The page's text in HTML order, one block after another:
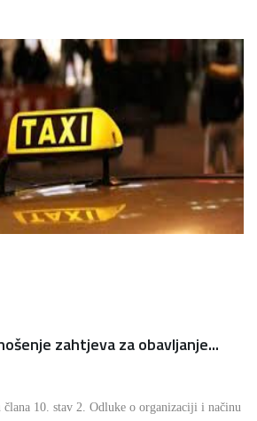
zahtjeva za obavljanje...
člana 10. stav 2. Odluke o organizaciji i načinu